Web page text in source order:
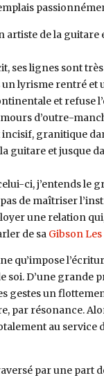
artiste de la
ses lignes sont
lyrisme rentré et
et refuse
d’outre-
incisif, granitique
guitare et jusque
ci, j’entends le
de maîtriser
une relation
de sa Gibson Les
qu’impose
soi. D’une grande
gestes un
par résonance.
au service
par une part